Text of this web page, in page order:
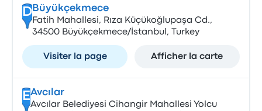
DBüyükçekmece
Fatih Mahallesi, Rıza Küçükoğlupaşa Cd.,
34500 Büyükçekmece/İstanbul, Turkey
Visiter la page Afficher la carte
EAvcılar
Avcılar Belediyesi Cihangir Mahallesi Yolcu